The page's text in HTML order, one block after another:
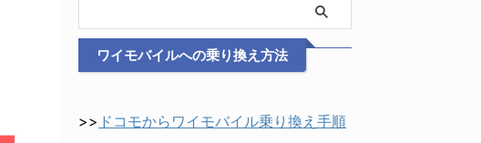
ワイモバイルへの乗り換え方法
>> ドコモからワイモバイル乗り換え手順